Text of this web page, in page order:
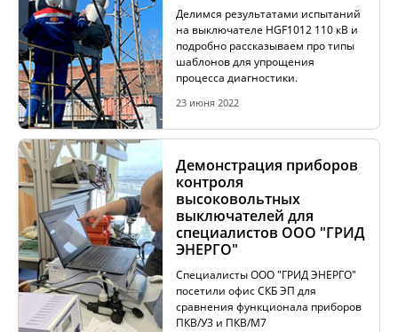
Делимся результатами испытаний
на выключателе HGF1012 110 кВ и
подробно рассказываем про типы
шаблонов для упрощения
процесса диагностики.
23 июня 2022
Демонстрация приборов
контроля
высоковольтных
выключателей для
специалистов ООО "ГРИД
ЭНЕРГО"
Специалисты ООО "ГРИД ЭНЕРГО"
посетили офис СКБ ЭП для
сравнения функционала приборов
ПКВ/У3 и ПКВ/М7